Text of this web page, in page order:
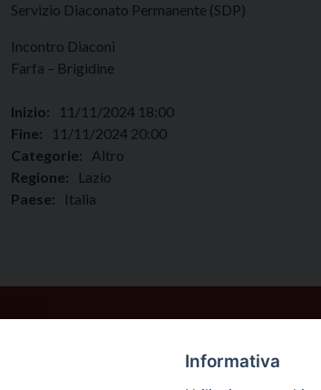
Servizio Diaconato Permanente (SDP)
Incontro Diaconi
Farfa – Brigidine
Inizio:
11/11/2024 18:00
Fine:
11/11/2024 20:00
Categorie:
Altro
Regione:
Lazio
Paese:
Italia
Informativa